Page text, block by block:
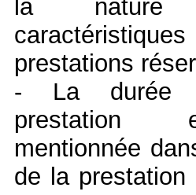
la
prestations
- La durée
prestation
mentionnée
de la